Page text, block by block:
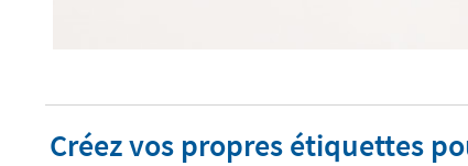
Créez vos propres étiquettes